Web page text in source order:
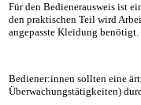
Für den Bedienerausweis ist
den praktischen Teil wird
angepasste Kleidung benötigt.
Bediener:innen sollten eine
Überwachungstätigkeiten)